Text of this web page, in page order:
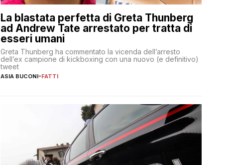
La blastata perfetta di Greta Thunberg
ad Andrew Tate arrestato per tratta di
esseri umani
Greta Thunberg ha commentato la vicenda dell’arresto
dell’ex campione di kickboxing con una nuovo (e definitivo)
tweet
ASIA BUCONI-FATTI